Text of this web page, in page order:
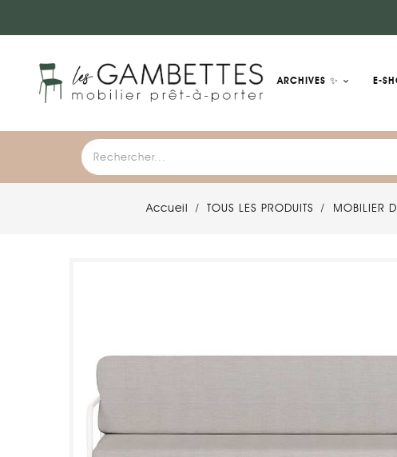
ARCHIVES ✨ E-
Accueil TOUS LES PRODUITS MOBILIER